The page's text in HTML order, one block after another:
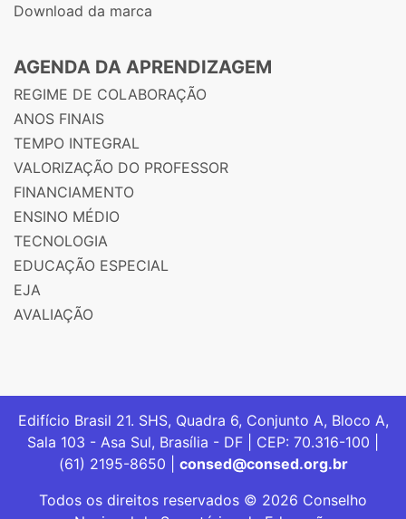
Download da marca
AGENDA DA APRENDIZAGEM
REGIME DE COLABORAÇÃO
ANOS FINAIS
TEMPO INTEGRAL
VALORIZAÇÃO DO PROFESSOR
FINANCIAMENTO
ENSINO MÉDIO
TECNOLOGIA
EDUCAÇÃO ESPECIAL
EJA
AVALIAÇÃO
Edifício Brasil 21. SHS, Quadra 6, Conjunto A, Bloco A,
Sala 103 - Asa Sul, Brasília - DF | CEP: 70.316-100 |
(61) 2195-8650 | consed@consed.org.br
Todos os direitos reservados © 2026 Conselho